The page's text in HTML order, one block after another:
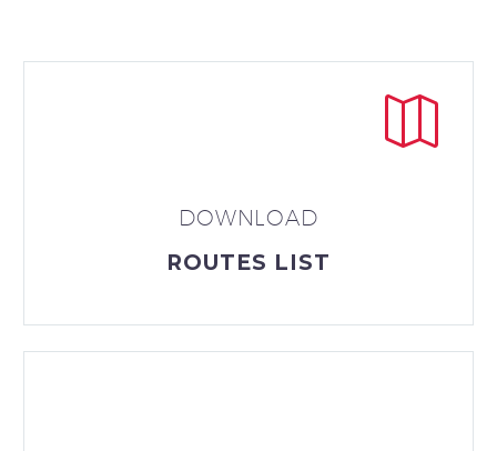


DOWNLOAD
ROUTES LIST